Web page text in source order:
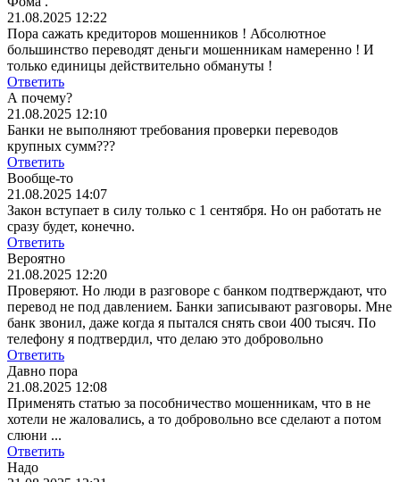
21.08.2025 12:22
Пора сажать кредиторов мошенников ! Абсолютное
большинство переводят деньги мошенникам намеренно ! И
только единицы действительно обмануты !
Ответить
А почему?
21.08.2025 12:10
Банки не выполняют требования проверки переводов
крупных сумм???
Ответить
Вообще-то
21.08.2025 14:07
Закон вступает в силу только с 1 сентября. Но он работать не
сразу будет, конечно.
Ответить
Вероятно
21.08.2025 12:20
Проверяют. Но люди в разговоре с банком подтверждают, что
перевод не под давлением. Банки записывают разговоры. Мне
банк звонил, даже когда я пытался снять свои 400 тысяч. По
телефону я подтвердил, что делаю это добровольно
Ответить
Давно пора
21.08.2025 12:08
Применять статью за пособничество мошенникам, что в не
хотели не жаловались, а то добровольно все сделают а потом
слюни ...
Ответить
Надо